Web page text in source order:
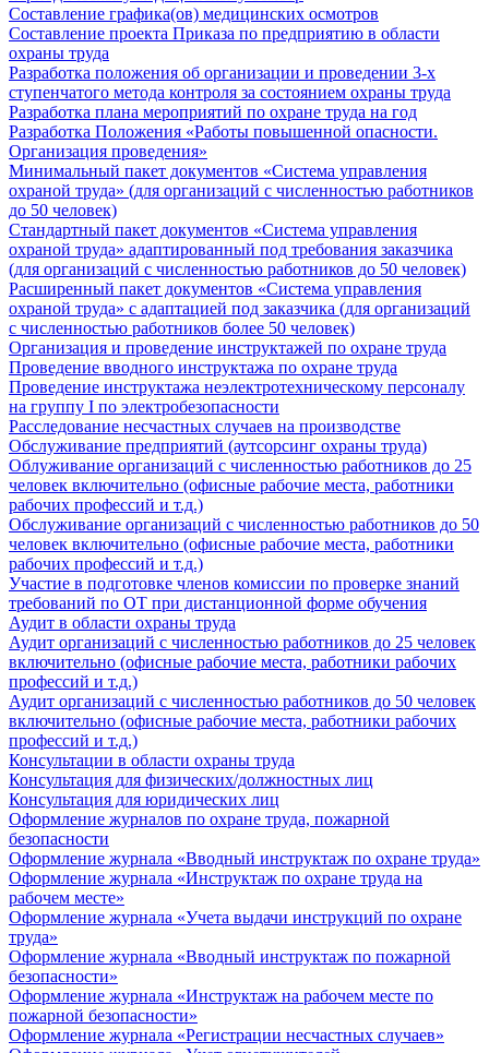
Составление графика(ов) медицинских осмотров
Составление проекта Приказа по предприятию в области
охраны труда
Разработка положения об организации и проведении 3-х
ступенчатого метода контроля за состоянием охраны труда
Разработка плана мероприятий по охране труда на год
Разработка Положения «Работы повышенной опасности.
Организация проведения»
Минимальный пакет документов «Система управления
охраной труда» (для организаций с численностью работников
до 50 человек)
Стандартный пакет документов «Система управления
охраной труда» адаптированный под требования заказчика
(для организаций с численностью работников до 50 человек)
Расширенный пакет документов «Система управления
охраной труда» с адаптацией под заказчика (для организаций
с численностью работников более 50 человек)
Организация и проведение инструктажей по охране труда
Проведение вводного инструктажа по охране труда
Проведение инструктажа неэлектротехническому персоналу
на группу I по электробезопасности
Расследование несчастных случаев на производстве
Обслуживание предприятий (аутсорсинг охраны труда)
Облуживание организаций с численностью работников до 25
человек включительно (офисные рабочие места, работники
рабочих профессий и т.д.)
Обслуживание организаций с численностью работников до 50
человек включительно (офисные рабочие места, работники
рабочих профессий и т.д.)
Участие в подготовке членов комиссии по проверке знаний
требований по ОТ при дистанционной форме обучения
Аудит в области охраны труда
Аудит организаций с численностью работников до 25 человек
включительно (офисные рабочие места, работники рабочих
профессий и т.д.)
Аудит организаций с численностью работников до 50 человек
включительно (офисные рабочие места, работники рабочих
профессий и т.д.)
Консультации в области охраны труда
Консультация для физических/должностных лиц
Консультация для юридических лиц
Оформление журналов по охране труда, пожарной
безопасности
Оформление журнала «Вводный инструктаж по охране труда»
Оформление журнала «Инструктаж по охране труда на
рабочем месте»
Оформление журнала «Учета выдачи инструкций по охране
труда»
Оформление журнала «Вводный инструктаж по пожарной
безопасности»
Оформление журнала «Инструктаж на рабочем месте по
пожарной безопасности»
Оформление журнала «Регистрации несчастных случаев»